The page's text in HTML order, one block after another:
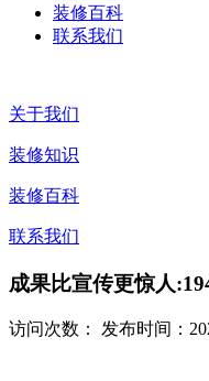
装修百科
联系我们
关于我们
装修知识
装修百科
联系我们
成果比宣传更惊人
访问次数： 发布时间：